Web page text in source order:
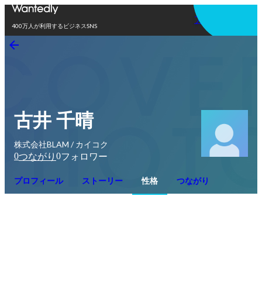
400万人が利用するビジネスSNS
アプリを使う
古井 千晴
株式会社BLAM / カイコク
0つながり 0フォロワー
プロフィール ストーリー 性格 つながり